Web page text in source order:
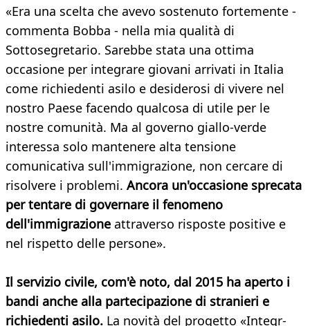
«Era una scelta che avevo sostenuto fortemente -
commenta Bobba - nella mia qualità di
Sottosegretario. Sarebbe stata una ottima
occasione per integrare giovani arrivati in Italia
come richiedenti asilo e desiderosi di vivere nel
nostro Paese facendo qualcosa di utile per le
nostre comunità. Ma al governo giallo-verde
interessa solo mantenere alta tensione
comunicativa sull'immigrazione, non cercare di
risolvere i problemi. Ancora un'occasione sprecata
per tentare di governare il fenomeno
dell'immigrazione attraverso risposte positive e
nel rispetto delle persone».
Il servizio civile, com'è noto, dal 2015 ha aperto i
bandi anche alla partecipazione di stranieri e
richiedenti asilo. La novità del progetto «Integr-